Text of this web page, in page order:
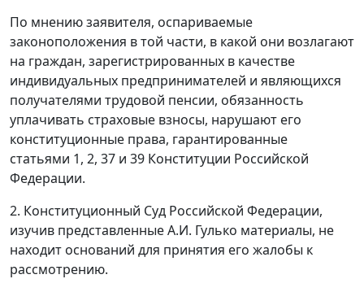
По мнению заявителя, оспариваемые
законоположения в той части, в какой они возлагают
на граждан, зарегистрированных в качестве
индивидуальных предпринимателей и являющихся
получателями трудовой пенсии, обязанность
уплачивать страховые взносы, нарушают его
конституционные права, гарантированные
статьями 1, 2, 37 и 39 Конституции Российской
Федерации.
2. Конституционный Суд Российской Федерации,
изучив представленные А.И. Гулько материалы, не
находит оснований для принятия его жалобы к
рассмотрению.